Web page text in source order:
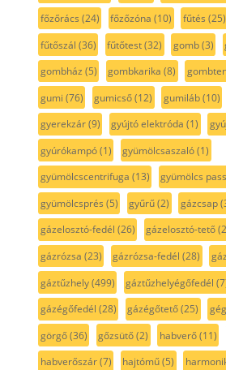
főzőrács (24) főzőzóna (10) fűtés (25)
fűtőszál (36) fűtőtest(32) gomb(3)
gombház (5) gombkarika (8)
gumi (76) gumicső(12) gumiláb(10)
gyerekzár(9) gyújtó elektróda (1)
gyúrókampó(1) gyümölcsaszaló(1)
gyümölcscentrifuga (13) gyümölcs
gyümölcsprés (5) gyűrű(2) gázcsap
gázelosztó-fedél (26) gázelosztó-tető
gázrózsa (23) gázrózsa-fedél (28)
gáztűzhely(499) gáztűzhelyégőfedél
gázégőfedél (28) gázégőtető(25)
görgő(36) gőzsütő(2) habverő(11)
habverőszár(7) hajtómű(5)